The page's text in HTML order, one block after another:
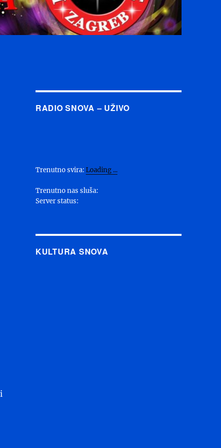
RADIO SNOVA – UŽIVO
Trenutno svira: Loading ...
Trenutno nas sluša:
Server status:
KULTURA SNOVA